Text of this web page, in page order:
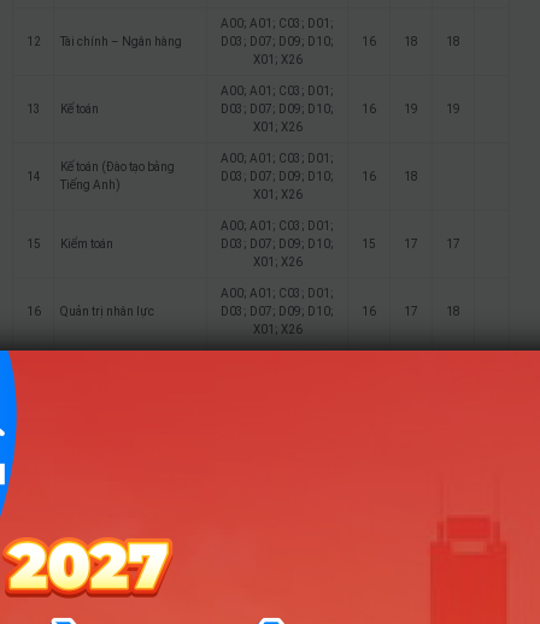
12 Tài chính – Ngân hàng
A00; A01; C03; D01;
D03; D07; D09; D10;
X01; X26
16 18 18
13 Kế toán
A00; A01; C03; D01;
D03; D07; D09; D10;
X01; X26
16 19 19
14
Kế toán (Đào tạo bằng
Tiếng Anh)
A00; A01; C03; D01;
D03; D07; D09; D10;
X01; X26
16 18
15 Kiểm toán
A00; A01; C03; D01;
D03; D07; D09; D10;
X01; X26
15 17 17
16 Quản trị nhân lực
A00; A01; C03; D01;
D03; D07; D09; D10;
X01; X26
16 17 18
20 Kinh tế nông nghiệp